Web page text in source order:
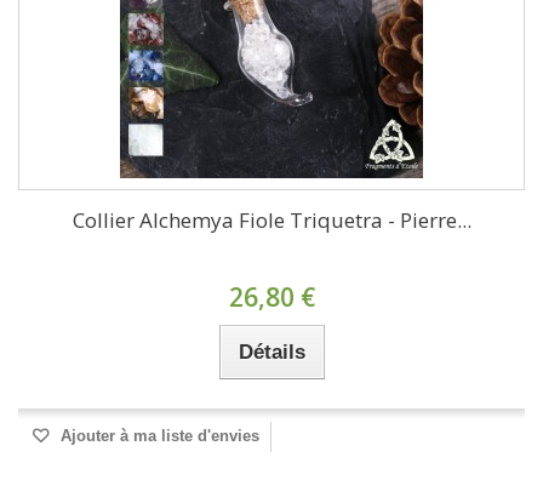
Collier Alchemya Fiole Triquetra - Pierre...
26,80 €
Détails
Ajouter à ma liste d'envies